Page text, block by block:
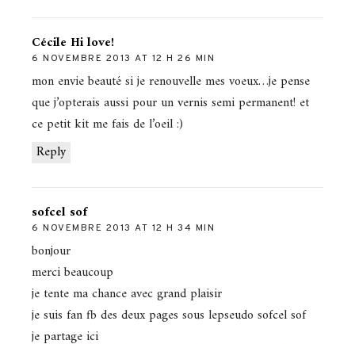
Cécile Hi love!
6 NOVEMBRE 2013 AT 12 H 26 MIN
Reply
mon envie beauté si je renouvelle mes voeux…je pense
que j’opterais aussi pour un vernis semi permanent! et
ce petit kit me fais de l’oeil :)
sofcel sof
6 NOVEMBRE 2013 AT 12 H 34 MIN
bonjour
merci beaucoup
je tente ma chance avec grand plaisir
je suis fan fb des deux pages sous lepseudo sofcel sof
je partage ici